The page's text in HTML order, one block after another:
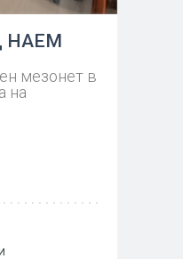
НАЕМ
мезонет в
на